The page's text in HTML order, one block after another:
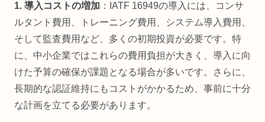
1. 導入コストの増加 ：IATF 16949の導入には、コンサ
ルタント費用、トレーニング費用、システム導入費用、
そして監査費用など、多くの初期投資が必要です。特
に、中小企業ではこれらの費用負担が大きく、導入に向
けた予算の確保が課題となる場合が多いです。さらに、
長期的な認証維持にもコストがかかるため、事前に十分
な計画を立てる必要があります。